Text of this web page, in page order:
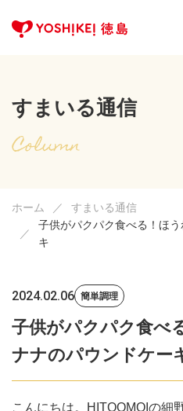
すまいる通信
ホーム
すまいる通信
子供がパクパク食べる！ほ
キ
2024.02.06 簡単調理
子供がパクパク食べ
ナナのパウンドケー
こんにちは。HITOOMOIの細